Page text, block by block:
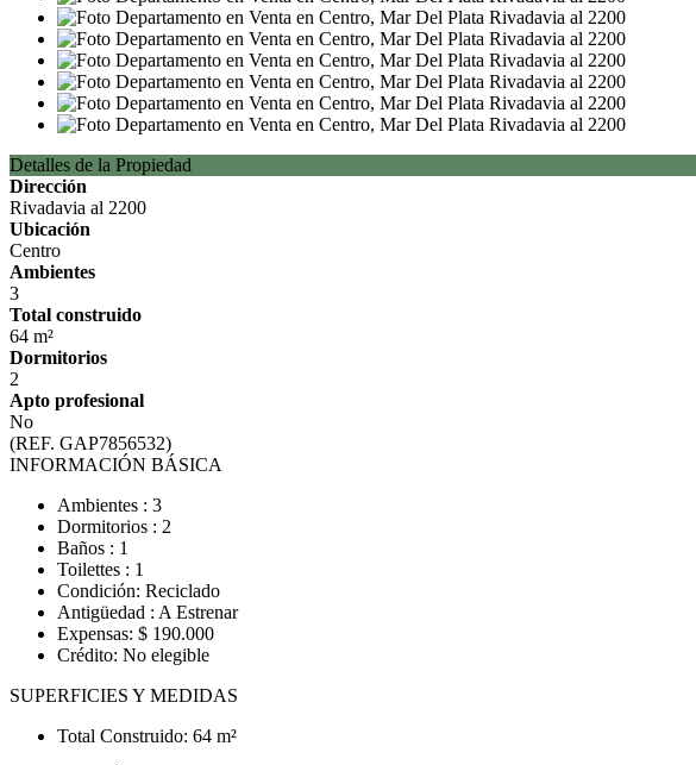
Detalles de la Propiedad
Dirección
Rivadavia al 2200
Ubicación
Centro
Ambientes
3
Total construido
64 m²
Dormitorios
2
Apto profesional
No
(REF. GAP7856532)
INFORMACIÓN BÁSICA
Ambientes : 3
Dormitorios : 2
Baños : 1
Toilettes : 1
Condición: Reciclado
Antigüedad : A Estrenar
Expensas: $ 190.000
Crédito: No elegible
SUPERFICIES Y MEDIDAS
Total Construido: 64 m²